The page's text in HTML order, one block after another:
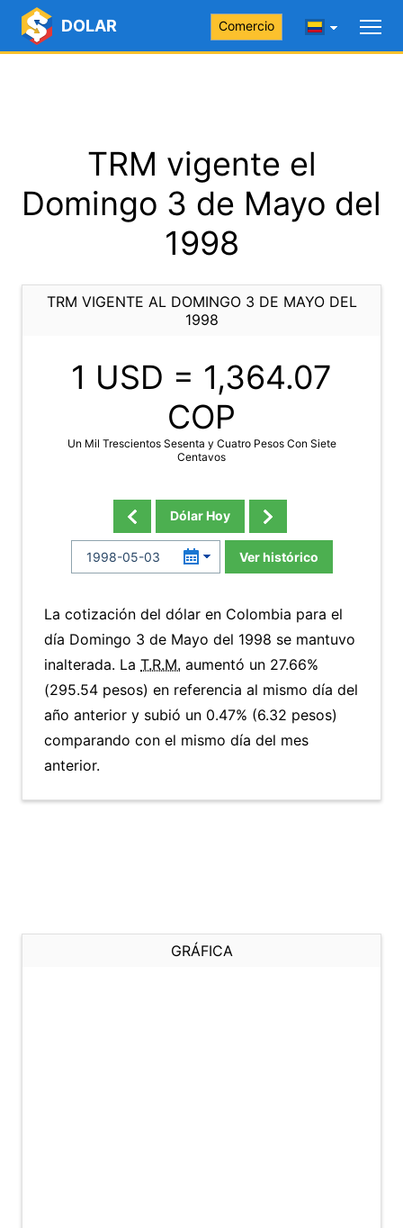
DOLAR Comercio
TRM vigente el
Domingo 3 de Mayo del
1998
TRM VIGENTE AL DOMINGO 3 DE MAYO DEL
1998
1 USD = 1,364.07
COP
Un Mil Trescientos Sesenta y Cuatro Pesos Con Siete
Centavos
Dólar Hoy
Ver histórico
La cotización del dólar en Colombia para el
día Domingo 3 de Mayo del 1998 se mantuvo
inalterada. La T.R.M. aumentó un 27.66%
(295.54 pesos) en referencia al mismo día del
año anterior y subió un 0.47% (6.32 pesos)
comparando con el mismo día del mes
anterior.
GRÁFICA